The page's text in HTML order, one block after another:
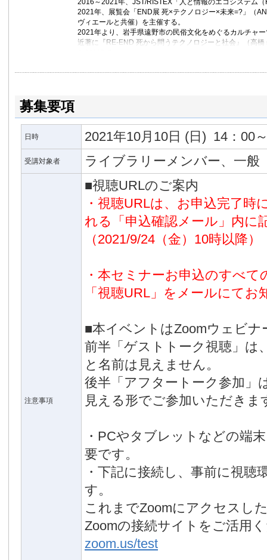
2016～2021年、JST/RISTEX「人と情報のエコシステム
2021年、展覧会「END展 死×テクノロジー×未来=?」（
ヴィエールと共催）を主催する。
2021年より、岩手県遠野市の民俗文化をめぐるカルチャ
近著に『RE-END 死から問うテクノロジーと社会』（高
募集要項
日時 2021年10月10日 (日) 14：00
受講対象者 ライブラリーメンバー、一般
注意事項
■視聴URLのご案内
・視聴URLは、お申込完了
れる「申込確認メール」内に
（2021/9/24（金）10時以降）
・本セミナーお申込のすべ
「視聴URL」をメールにて
■本イベントはZoomウェビ
前半「ゲストトーク視聴」は
と名前は見えません。
後半「アフタートーク参加」
見える形でご参加いただきま
・PCやタブレットなどの端
要です。
・下記に接続し、事前に視
す。
これまでZoomにアクセスし
Zoomの接続サイトをご活用
zoom.us/test